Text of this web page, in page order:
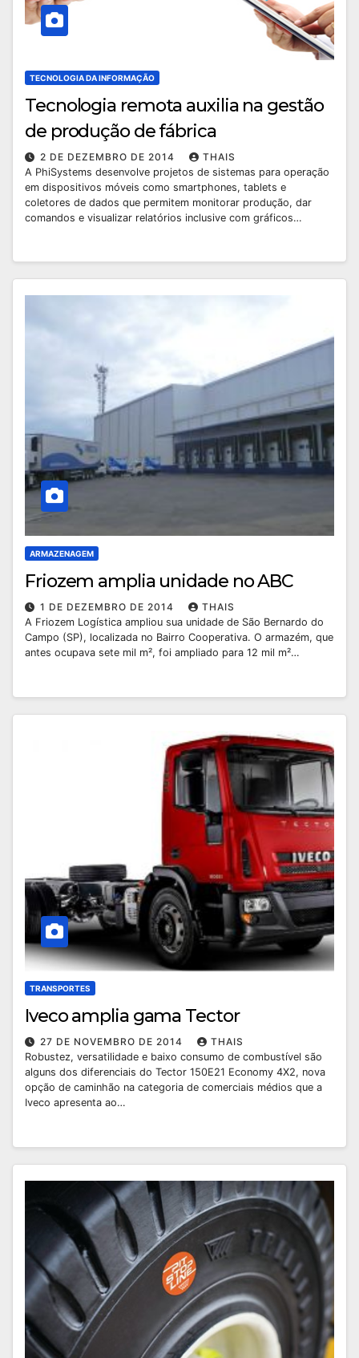
TECNOLOGIA DA INFORMAÇÃO
Tecnologia remota auxilia na gestão
de produção de fábrica
2 DE DEZEMBRO DE 2014
THAIS
A PhiSystems desenvolve projetos de sistemas para operação
em dispositivos móveis como smartphones, tablets e
coletores de dados que permitem monitorar produção, dar
comandos e visualizar relatórios inclusive com gráficos…
ARMAZENAGEM
Friozem amplia unidade no ABC
1 DE DEZEMBRO DE 2014
THAIS
A Friozem Logística ampliou sua unidade de São Bernardo do
Campo (SP), localizada no Bairro Cooperativa. O armazém, que
antes ocupava sete mil m², foi ampliado para 12 mil m²…
TRANSPORTES
Iveco amplia gama Tector
27 DE NOVEMBRO DE 2014
THAIS
Robustez, versatilidade e baixo consumo de combustível são
alguns dos diferenciais do Tector 150E21 Economy 4X2, nova
opção de caminhão na categoria de comerciais médios que a
Iveco apresenta ao…